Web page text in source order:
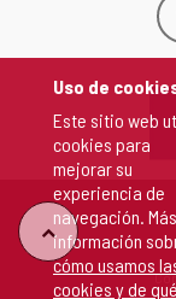
Uso de
Este sitio web
cookies para
mejorar su
experiencia de
navegación. Más
información
cómo usamos
cookies y de qué
"Volver
arriba"